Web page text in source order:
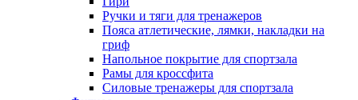
Ручки и тяги для тренажеров
Пояса атлетические, лямки, накладки на
гриф
Напольное покрытие для спортзала
Рамы для кроссфита
Силовые тренажеры для спортзала